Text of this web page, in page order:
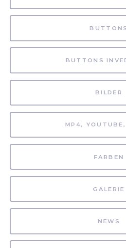
BUTTONS
BUTTONS
BILDER
MP4,
FARBEN
GALERIE
NEWS